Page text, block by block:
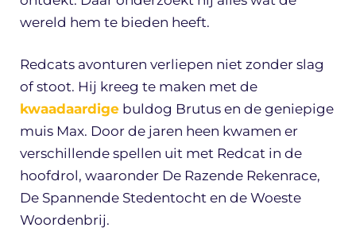
wereld hem te bieden heeft.
Redcats avonturen verliepen niet zonder slag
of stoot. Hij kreeg te maken met de
kwaadaardige buldog Brutus en de geniepige
muis Max. Door de jaren heen kwamen er
verschillende spellen uit met Redcat in de
hoofdrol, waaronder De Razende Rekenrace,
De Spannende Stedentocht en de Woeste
Woordenbrij.